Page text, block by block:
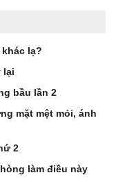
lạ?
lại
bầu lần 2
mặt mệt mỏi, ánh
2
làm điều này